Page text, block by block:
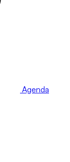
Agenda